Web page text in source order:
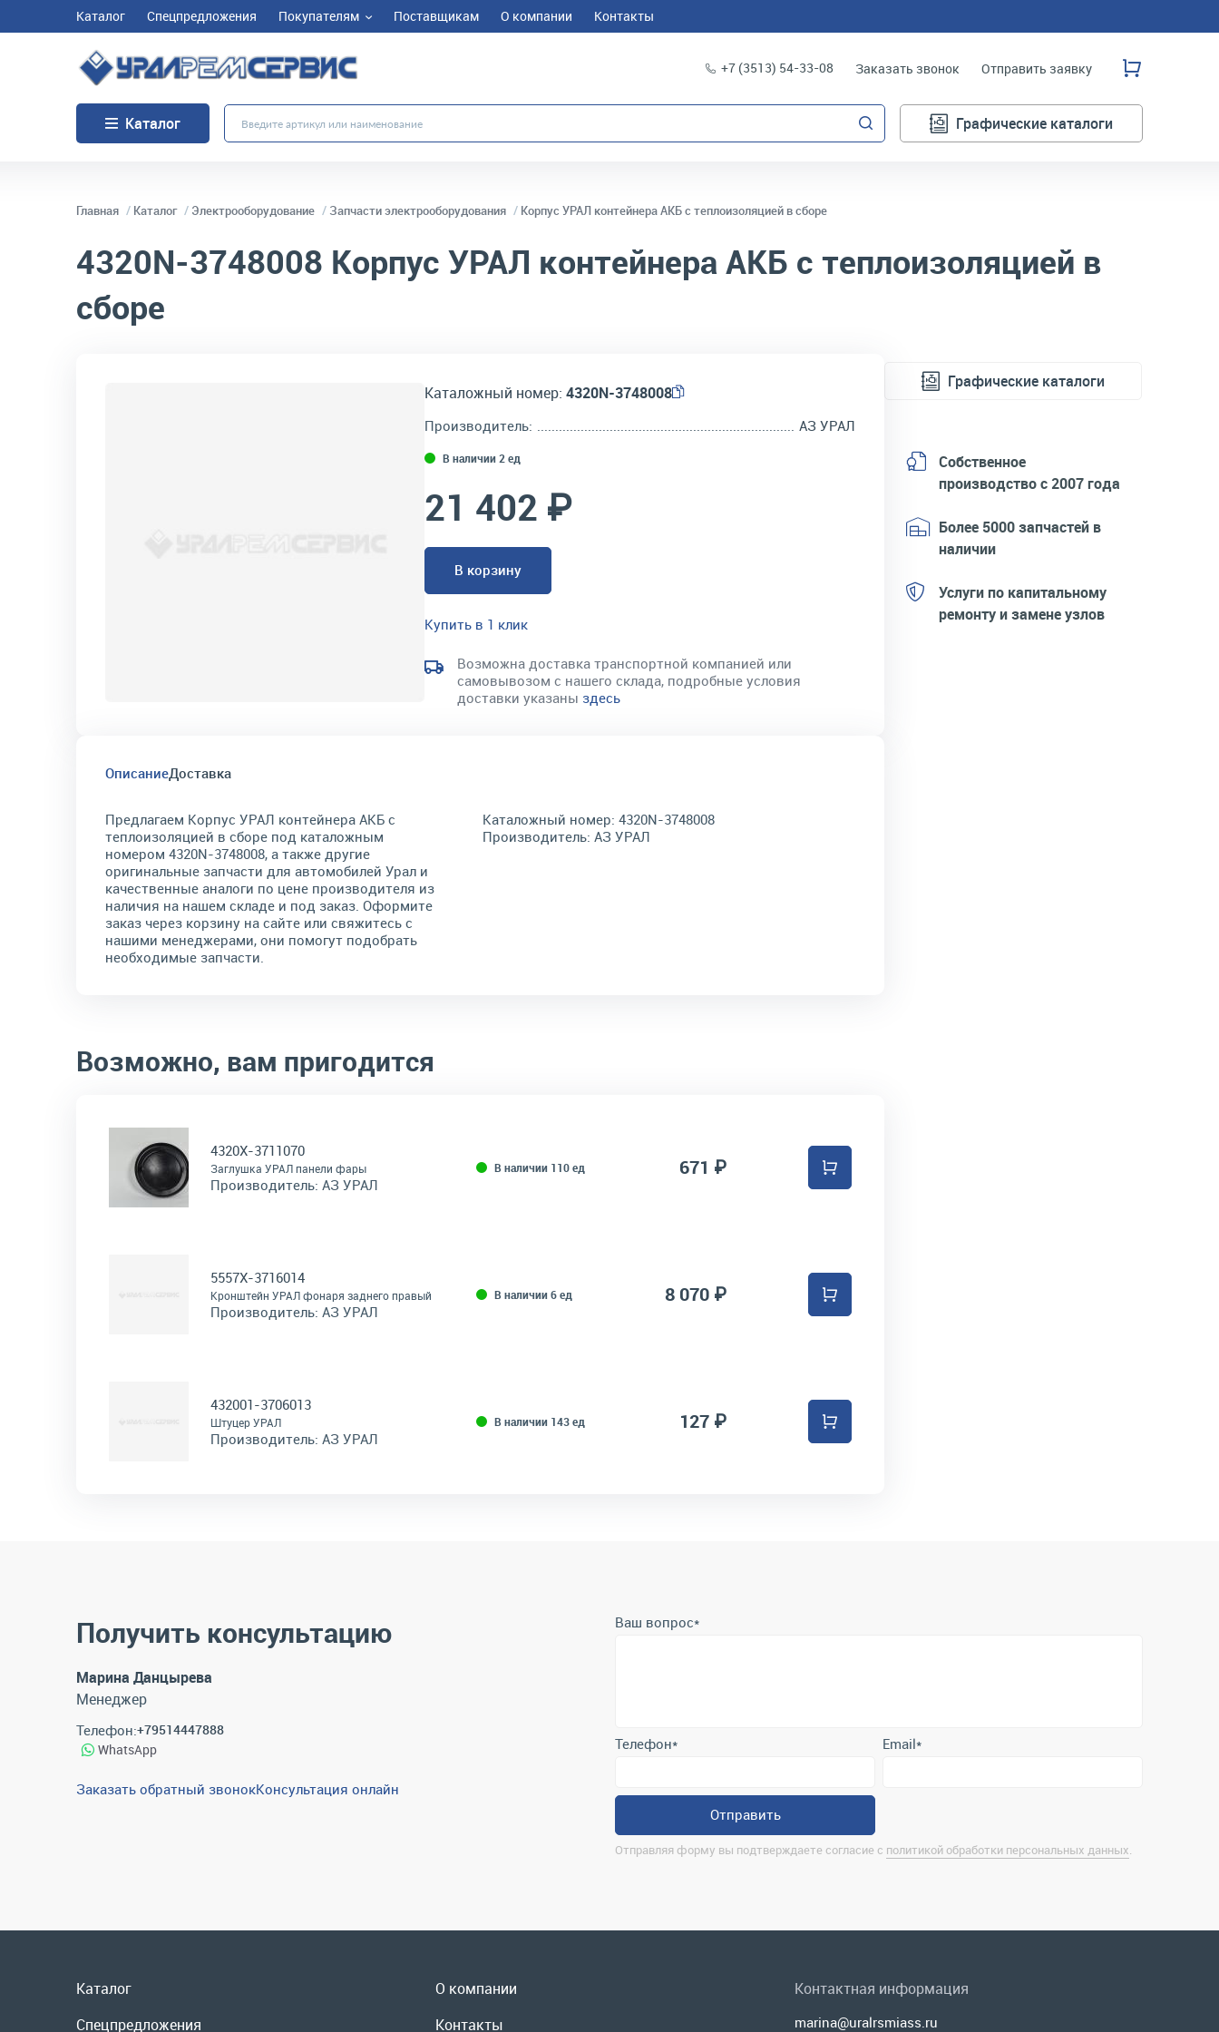
Каталог Спецпредложения Покупателям Поставщикам О компании Контакты
+7 (3513) 54-33-08 Заказать звонок Отправить заявку
Каталог Графические каталоги
Главная Каталог Электрооборудование Запчасти электрооборудования Корпус УРАЛ контейнера АКБ с теплоизоляцией в сборе
4320N-3748008 Корпус УРАЛ контейнера АКБ с теплоизоляцией в
сборе
Каталожный номер: 4320N-3748008
Производитель: АЗ УРАЛ
В наличии 2 ед
21 402 ₽
В корзину
Купить в 1 клик
Возможна доставка транспортной компанией или
самовывозом с нашего склада, подробные условия
доставки указаны здесь
ОписаниеДоставка
Предлагаем Корпус УРАЛ контейнера АКБ с
теплоизоляцией в сборе под каталожным
номером 4320N-3748008, а также другие
оригинальные запчасти для автомобилей Урал и
качественные аналоги по цене производителя из
наличия на нашем складе и под заказ. Оформите
заказ через корзину на сайте или свяжитесь с
нашими менеджерами, они помогут подобрать
необходимые запчасти.
Каталожный номер: 4320N-3748008
Производитель: АЗ УРАЛ
Возможно, вам пригодится
4320Х-3711070
Заглушка УРАЛ панели фары
Производитель: АЗ УРАЛ
В наличии 110 ед 671 ₽
5557Х-3716014
Кронштейн УРАЛ фонаря заднего правый
Производитель: АЗ УРАЛ
В наличии 6 ед 8 070 ₽
432001-3706013
Штуцер УРАЛ
Производитель: АЗ УРАЛ
В наличии 143 ед 127 ₽
Графические каталоги
Собственное
производство с 2007 года
Более 5000 запчастей в
наличии
Услуги по капитальному
ремонту и замене узлов
Получить консультацию
Марина Данцырева
Менеджер
Телефон:+79514447888
WhatsApp
Заказать обратный звонокКонсультация онлайн
Ваш вопрос*
Каталог
О компании
Контактная информация
г. Миасс, ул. Хлебозаводская, д. 1/5, оф. 3
Полная контактная информация